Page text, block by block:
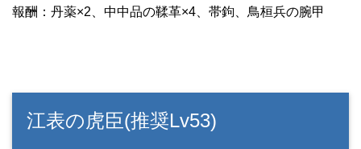
報酬：丹薬×2、中中品の鞣革×4、帯鉤、鳥桓兵の腕甲
江表の虎臣(推奨Lv53)